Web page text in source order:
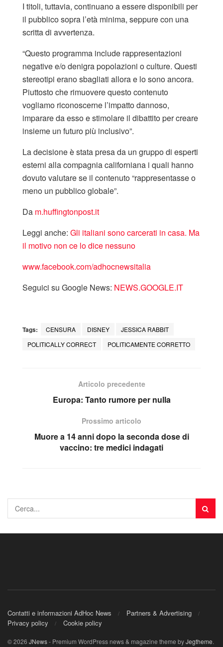
I titoli, tuttavia, continuano a essere disponibili per
il pubblico sopra l’età minima, seppure con una
scritta di avvertenza.
“Questo programma include rappresentazioni
negative e/o denigra popolazioni o culture. Questi
stereotipi erano sbagliati allora e lo sono ancora.
Piuttosto che rimuovere questo contenuto
vogliamo riconoscerne l’impatto dannoso,
imparare da esso e stimolare il dibattito per creare
insieme un futuro più inclusivo”.
La decisione è stata presa da un gruppo di esperti
esterni alla compagnia californiana i quali hanno
dovuto valutare se il contenuto “rappresentasse o
meno un pubblico globale”.
Da m.huffingtonpost.it
Leggi anche: Gli italiani sono carcerati in casa. Ma
il motivo non ce lo dice nessuno
www.facebook.com/adhocnewsitalia
Seguici su Google News: NEWS.GOOGLE.IT
Tags: CENSURA DISNEY
JESSICA RABBIT
POLITICALLY CORRECT
POLITICAMENTE CORRETTO
Articolo precedente
Europa: Tanto rumore per nulla
Prossimo articolo
Muore a 14 anni dopo la seconda dose di
vaccino: tre medici indagati
Contatti e informazioni AdHoc News
Partners & Advertising
Privacy policy
Cookie policy
© 2026 JNews- Premium WordPress news & magazine theme byJegtheme.